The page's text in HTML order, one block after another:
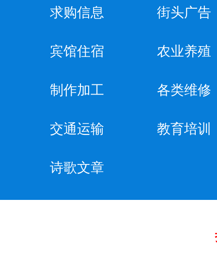
求购信息 街头广告
宾馆住宿 农业养殖
制作加工 各类维修
交通运输 教育培训
诗歌文章